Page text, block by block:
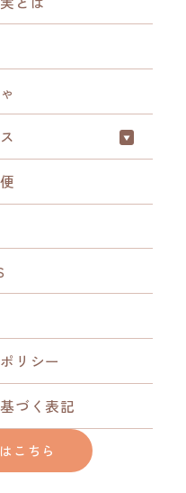
こちら
リシー
づく表記